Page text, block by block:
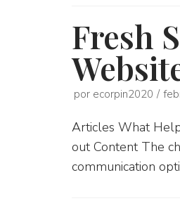
Fresh
por ecorpin2020
Articles What
out Content The
communication